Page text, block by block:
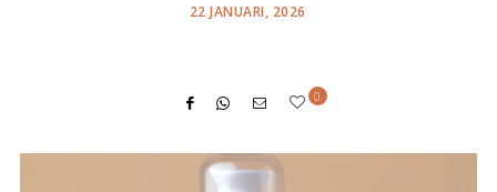
POSTED
22 JANUARI, 2026
0